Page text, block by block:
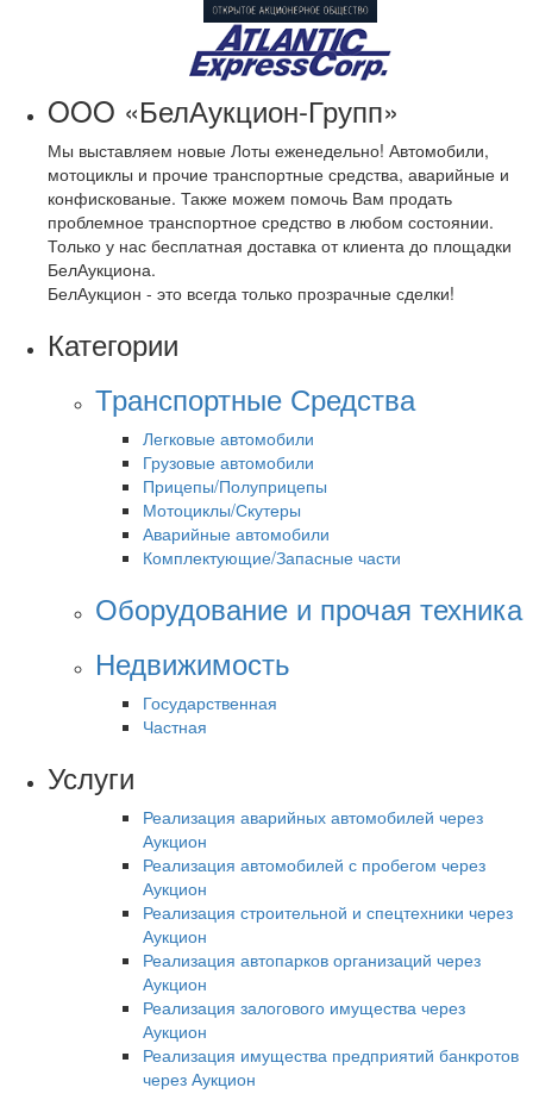
OOO «БелАукцион-Групп»
Мы выставляем новые Лоты еженедельно! Автомобили,
мотоциклы и прочие транспортные средства, аварийные и
конфискованые. Также можем помочь Вам продать
проблемное транспортное средство в любом состоянии.
Только у нас бесплатная доставка от клиента до площадки
БелАукциона.
БелАукцион - это всегда только прозрачные сделки!
Категории
Транспортные Средства
Легковые автомобили
Грузовые автомобили
Прицепы/Полуприцепы
Мотоциклы/Скутеры
Аварийные автомобили
Комплектующие/Запасные части
Оборудование и прочая техника
Недвижимость
Государственная
Частная
Услуги
Реализация аварийных автомобилей через
Аукцион
Реализация автомобилей с пробегом через
Аукцион
Реализация строительной и спецтехники через
Аукцион
Реализация автопарков организаций через
Аукцион
Реализация залогового имущества через
Аукцион
Реализация имущества предприятий банкротов
через Аукцион